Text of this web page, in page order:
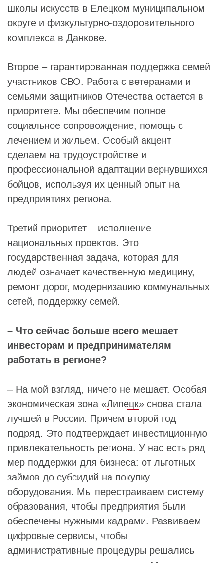
школы искусств в Елецком муниципальном
округе и физкультурно-оздоровительного
комплекса в Данкове.
Второе – гарантированная поддержка семей
участников СВО. Работа с ветеранами и
семьями защитников Отечества остается в
приоритете. Мы обеспечим полное
социальное сопровождение, помощь с
лечением и жильем. Особый акцент
сделаем на трудоустройстве и
профессиональной адаптации вернувшихся
бойцов, используя их ценный опыт на
предприятиях региона.
Третий приоритет – исполнение
национальных проектов. Это
государственная задача, которая для
людей означает качественную медицину,
ремонт дорог, модернизацию коммунальных
сетей, поддержку семей.
– Что сейчас больше всего мешает
инвесторам и предпринимателям
работать в регионе?
– На мой взгляд, ничего не мешает. Особая
экономическая зона «Липецк» снова стала
лучшей в России. Причем второй год
подряд. Это подтверждает инвестиционную
привлекательность региона. У нас есть ряд
мер поддержки для бизнеса: от льготных
займов до субсидий на покупку
оборудования. Мы перестраиваем систему
образования, чтобы предприятия были
обеспечены нужными кадрами. Развиваем
цифровые сервисы, чтобы
административные процедуры решались